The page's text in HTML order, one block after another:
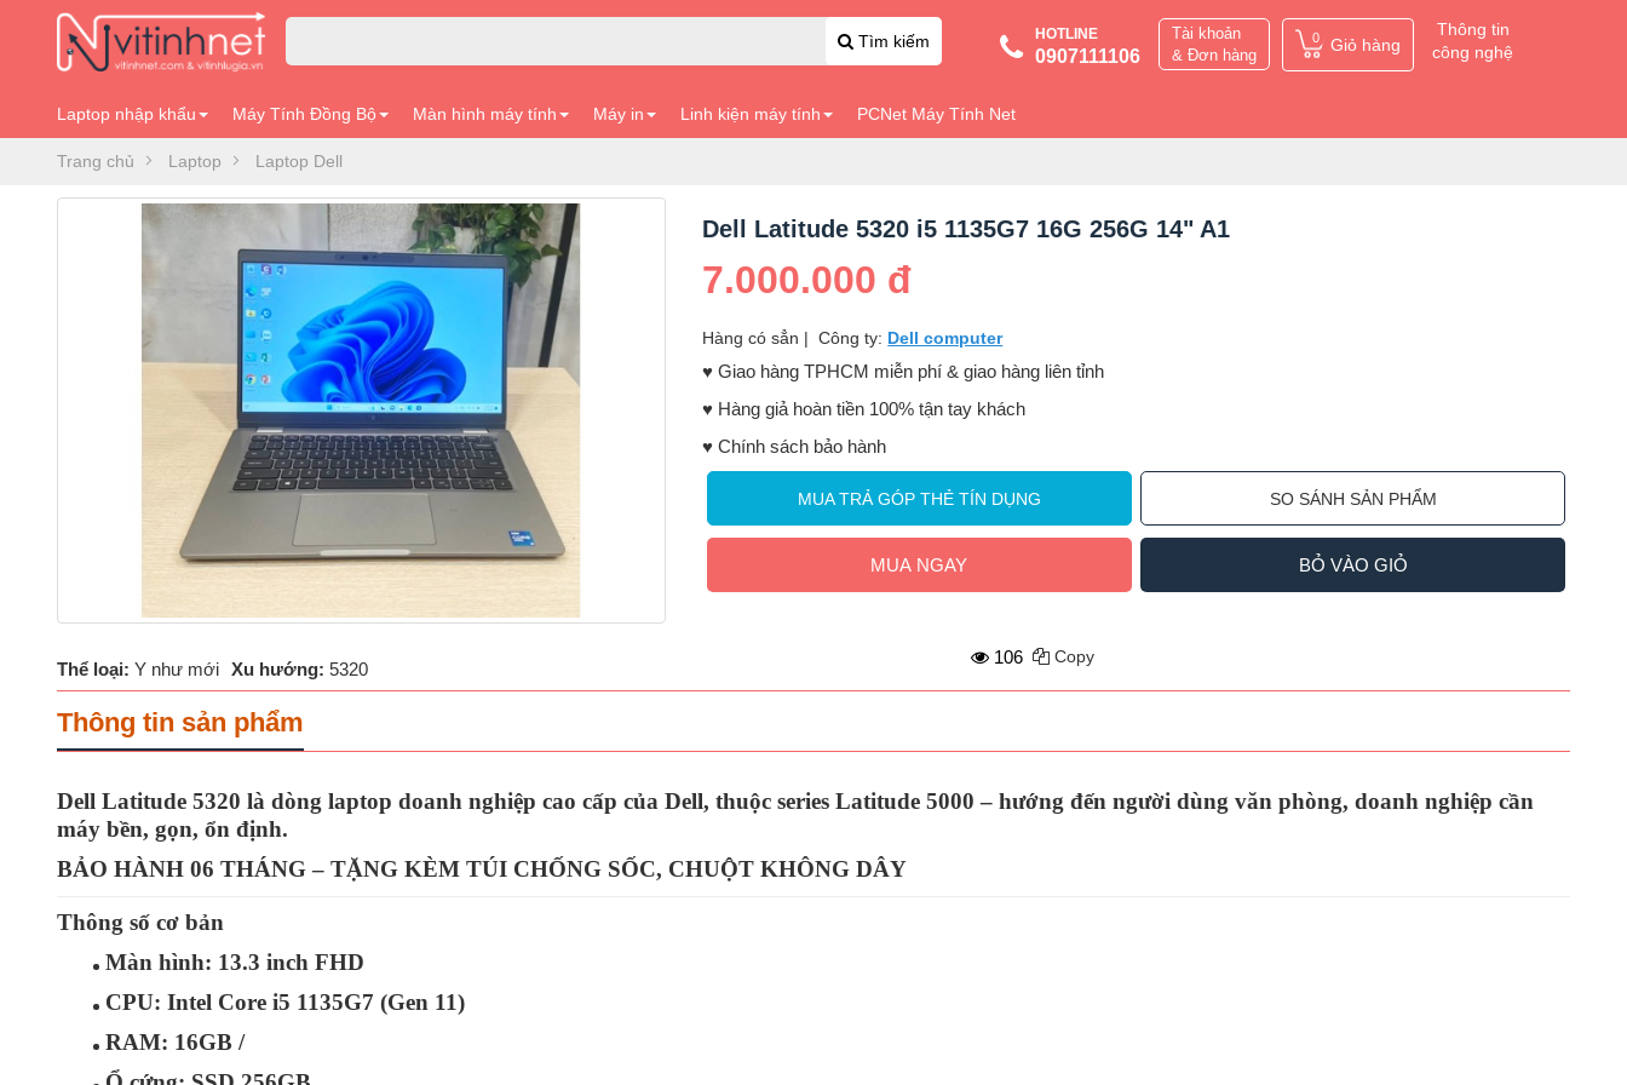
Tìm kiếm HOTLINE
0907111106
Tài khoản
& Đơn hàng
0 Giỏ hàng
Thông tin
công nghệ
Laptop nhập khẩu Máy Tính Đồng Bộ Màn hình máy tính Máy in Linh kiện máy tính PCNet Máy Tính Net
Trang chủ Laptop Laptop Dell
Dell Latitude 5320 i5 1135G7 16G 256G 14" A1
7.000.000 đ
Hàng có sẳn |Công ty: Dell computer
♥️ Giao hàng TPHCM miễn phí & giao hàng liên tỉnh
♥️ Hàng giả hoàn tiền 100% tận tay khách
♥️ Chính sách bảo hành
MUA TRẢ GÓP THẺ TÍN DỤNG SO SÁNH SẢN PHẨM
MUA NGAY BỎ VÀO GIỎ
Thể loại: Y như mới Xu hướng: 5320
106 Copy
Thông tin sản phẩm
Dell Latitude 5320 là dòng laptop doanh nghiệp cao cấp của Dell, thuộc series Latitude 5000 – hướng đến người dùng văn phòng, doanh nghiệp cần
máy bền, gọn, ổn định.
BẢO HÀNH 06 THÁNG – TẶNG KÈM TÚI CHỐNG SỐC, CHUỘT KHÔNG DÂY
Thông số cơ bản
Màn hình: 13.3 inch FHD
CPU: Intel Core i5 1135G7 (Gen 11)
RAM: 16GB /